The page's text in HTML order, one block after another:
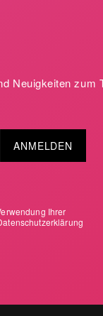
Neuigkeiten zum
ANMELDEN
Ihrer